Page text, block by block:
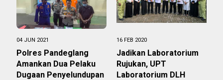
04 JUN 2021
Polres Pandeglang
Amankan Dua Pelaku
Dugaan Penyelundupan
16 FEB 2020
Jadikan Laboratorium
Rujukan, UPT
Laboratorium DLH